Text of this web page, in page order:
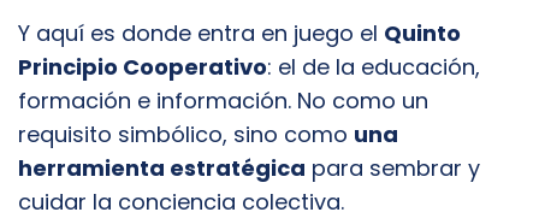
Y aquí es donde entra en juego el Quinto
Principio Cooperativo: el de la educación,
formación e información. No como un
requisito simbólico, sino como una
herramienta estratégica para sembrar y
cuidar la conciencia colectiva.